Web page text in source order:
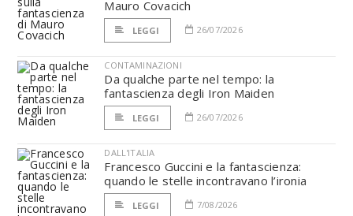
Mauro Covacich
LEGGI 26/07/2026
CONTAMINAZIONI
Da qualche parte nel tempo: la
fantascienza degli Iron Maiden
LEGGI 26/07/2026
DALL'ITALIA
Francesco Guccini e la fantascienza:
quando le stelle incontravano l’ironia
LEGGI 7/08/2026